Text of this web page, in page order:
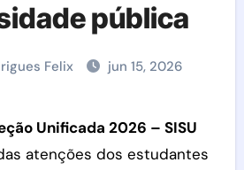
pública
Felix jun 15, 2026
Unificada 2026 – SISU
atenções dos estudantes